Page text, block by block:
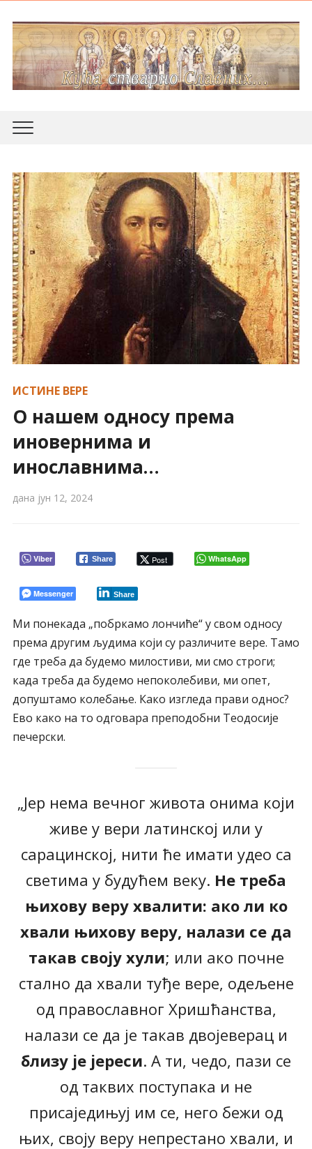
ИСТИНЕ ВЕРЕ
О нашем односу према
иновернима и
инославнима…
дана јун 12, 2024
Viber Share Post WhatsApp
Messenger Share
Ми понекада „побркамо лончиће“ у свом односу
према другим људима који су различите вере. Тамо
где треба да будемо милостиви, ми смо строги;
када треба да будемо непоколебиви, ми опет,
допуштамо колебање. Како изгледа прави однос?
Ево како на то одговара преподобни Теодосије
печерски.
„Јер нема вечног живота онима који
живе у вери латинској или у
сарацинској, нити ће имати удео са
светима у будућем веку. Не треба
њихову веру хвалити: ако ли ко
хвали њихову веру, налази се да
такав своју хули; или ако почне
стално да хвали туђе вере, одељене
од православног Хришћанства,
налази се да је такав двојеверац и
близу је јереси. А ти, чедо, пази се
од таквих поступака и не
присаједињуј им се, него бежи од
њих, своју веру непрестано хвали, и